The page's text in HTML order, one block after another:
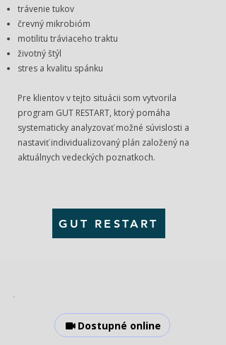
trávenie tukov
črevný mikrobióm
motilitu tráviaceho traktu
životný štýl
stres a kvalitu spánku
Pre klientov v tejto situácii som vytvorila
program GUT RESTART, ktorý pomáha
systematicky analyzovať možné súvislosti a
nastaviť individualizovaný plán založený na
aktuálnych vedeckých poznatkoch.
GUT RESTART
Dostupné online